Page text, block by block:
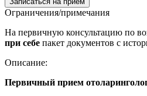
Ограничения/примечания
На первичную консультацию по
при себе пакет документов с
Описание:
Первичный прием